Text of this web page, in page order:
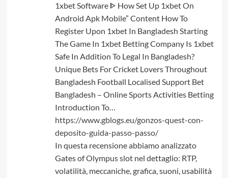
1xbet Software ᐈ How Set Up 1xbet On
Android Apk Mobile” Content How To
Register Upon 1xbet In Bangladesh Starting
The Game In 1xbet Betting Company Is 1xbet
Safe In Addition To Legal In Bangladesh?
Unique Bets For Cricket Lovers Throughout
Bangladesh Football Localised Support Bet
Bangladesh – Online Sports Activities Betting
Introduction To…
https://www.gblogs.eu/gonzos-quest-con-
deposito-guida-passo-passo/
In questa recensione abbiamo analizzato
Gates of Olympus slot nel dettaglio: RTP,
volatilità, meccaniche, grafica, suoni, usabilità